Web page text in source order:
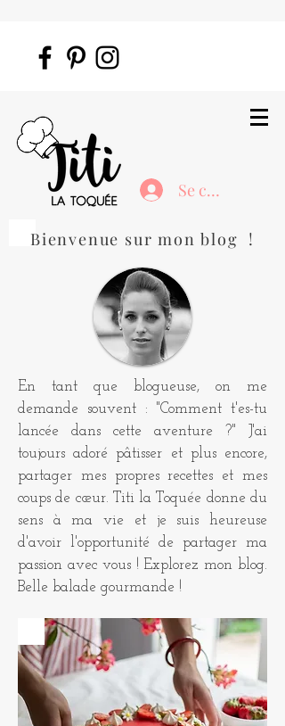
Se connecter
Bienvenue sur mon blog !
En tant que blogueuse, on me
demande souvent : "Comment t'es-tu
lancée dans cette aventure ?" J'ai
toujours adoré pâtisser et plus encore,
partager mes propres recettes et mes
coups de cœur. Titi la Toquée donne du
sens à ma vie et je suis heureuse
d'avoir l'opportunité de partager ma
passion avec vous ! Explorez mon blog.
Belle balade gourmande !